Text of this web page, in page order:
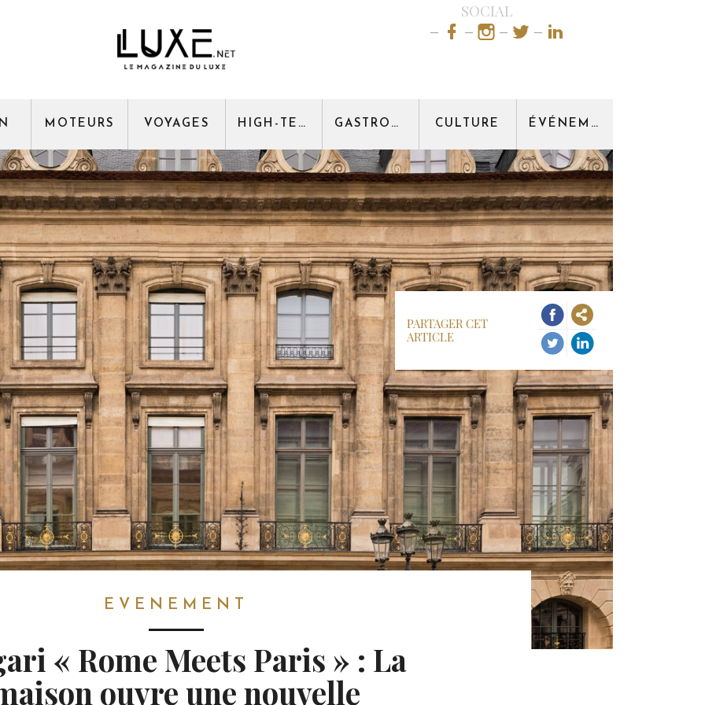
SOCIAL
MOTEURS VOYAGES HIGH-TECH GASTRONOMIE CULTURE ÉVÉNEMENT
PARTAGER CET
ARTICLE
EVENEMENT
« Rome Meets Paris » : La
ouvre une nouvelle